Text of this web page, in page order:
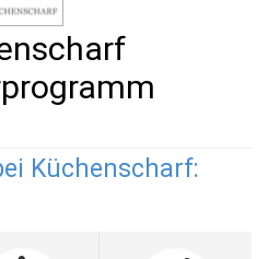
Küchenscharf: